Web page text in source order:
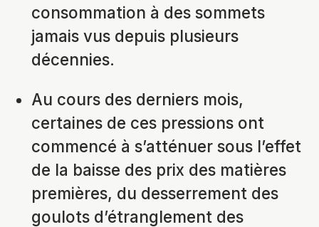
consommation à des sommets
jamais vus depuis plusieurs
décennies.
Au cours des derniers mois,
certaines de ces pressions ont
commencé à s’atténuer sous l’effet
de la baisse des prix des matières
premières, du desserrement des
goulots d’étranglement des